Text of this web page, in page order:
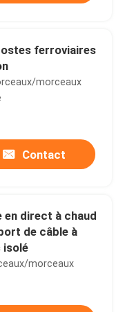
ferroviaires
morceaux
Contact
en direct à chaud
de câble à
isolé
morceaux